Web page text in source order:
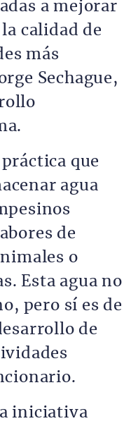
a mejorar
calidad de
más
Sechague,
que
agua
de
o
Esta agua no
pero sí es de
de
iniciativa